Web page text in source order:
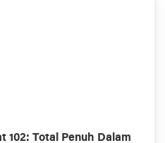
102: Total Penuh Dalam